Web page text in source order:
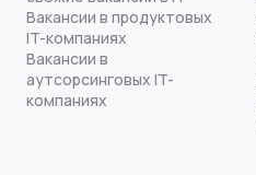
Вакансии в продуктовых
IT-компаниях
Вакансии в
аутсорсинговых IT-
компаниях